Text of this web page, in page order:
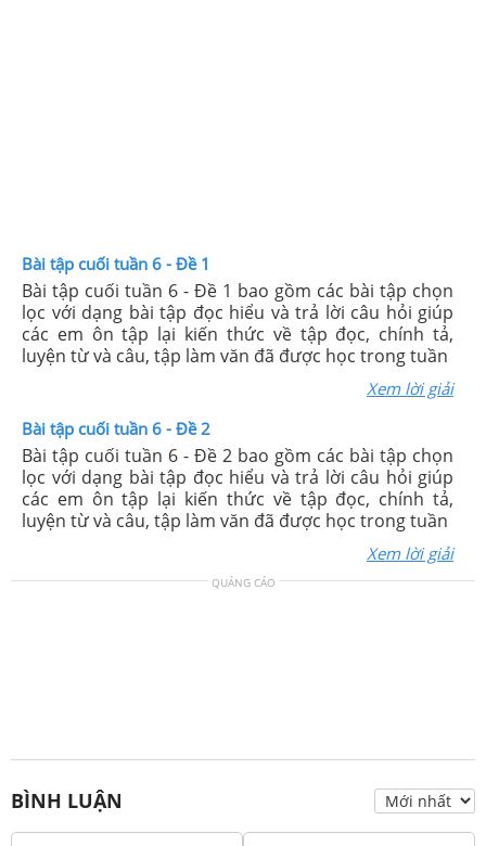
Bài tập cuối tuần 6 - Đề 1
Bài tập cuối tuần 6 - Đề 1 bao gồm các bài tập chọn
lọc với dạng bài tập đọc hiểu và trả lời câu hỏi giúp
các em ôn tập lại kiến thức về tập đọc, chính tả,
luyện từ và câu, tập làm văn đã được học trong tuần
Xem lời giải
Bài tập cuối tuần 6 - Đề 2
Bài tập cuối tuần 6 - Đề 2 bao gồm các bài tập chọn
lọc với dạng bài tập đọc hiểu và trả lời câu hỏi giúp
các em ôn tập lại kiến thức về tập đọc, chính tả,
luyện từ và câu, tập làm văn đã được học trong tuần
Xem lời giải
QUẢNG CÁO
BÌNH LUẬN